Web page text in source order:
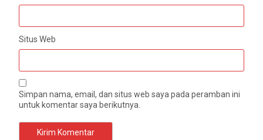
Situs Web
Simpan nama, email, dan situs web saya pada peramban ini
untuk komentar saya berikutnya.